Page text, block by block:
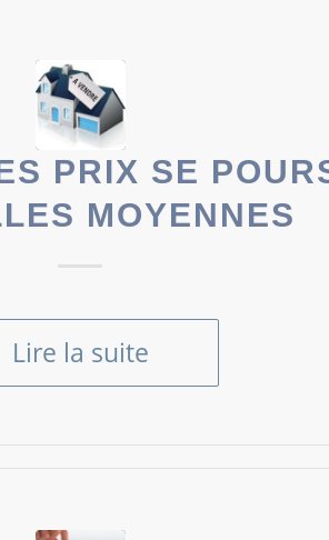
PRIX SE
MOYENNES
Lire la suite